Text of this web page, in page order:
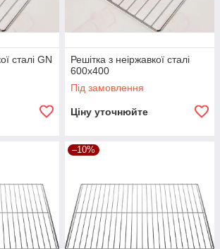
сталі GN
Решітка з неіржавкої сталі
600х400
Під замовлення
Ціну уточнюйте
–10%